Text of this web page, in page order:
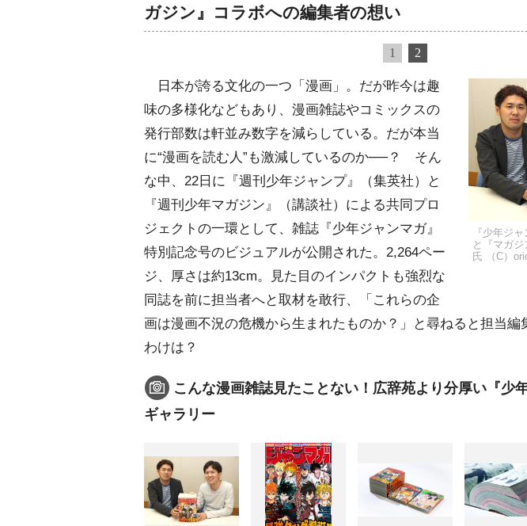
ガジン』コラボへの編集者の想い
1 2
『少年ジ
と『マガ
氏 （C）
日本が誇る文化の一つ「漫画」。だが昨今は趣
味の多様化などもあり、漫画雑誌やコミックスの
発行部数は軒並み数字を減らしている。だが本当
に“漫画を読む人”も激減しているのか──？ そん
な中、22日に『週刊少年ジャンプ』（集英社）と
『週刊少年マガジン』（講談社）による共同プロ
ジェクトの一環として、雑誌『少年ジャンマガ』
特別記念号のビジュアルが公開された。2,264ペー
ジ、厚さは約13cm。見た目のインパクトも強烈な
同誌を前に担当者へと取材を敢行、「これらの企
画は漫画不況の危機から生まれたものか？」と尋ねると担当編
わけは？
こんな漫画雑誌見たことない！広辞苑より分厚い『少
ギャラリー